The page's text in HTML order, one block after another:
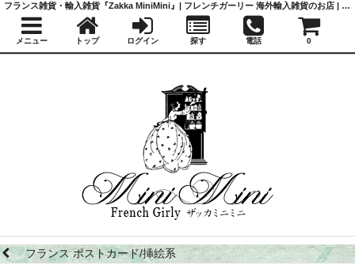
フランス ポストカード/挿絵系
フランス雑貨・輸入雑貨『Zakka MiniMini』| フレンチガーリー 海外輸入雑貨のお店 | かわいい雑貨 | 蚤の市 | アンティーク
メニュー トップ ログイン 探す 電話 0